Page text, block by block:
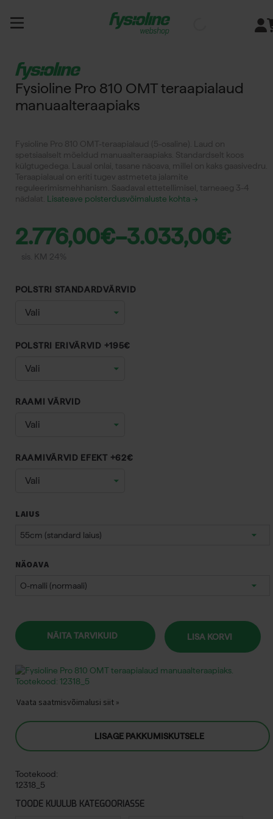
sisältöön
Fysioline Pro 810 OMT teraapialaud
manuaalteraapiaks
Fysioline Pro 810 OMT-teraapialaud (5-osaline). Laud on
spetsiaalselt mõeldud manuaalteraapiaks. Standardselt koos
külgtugedega. Laual onlai, tasane näoava, millel on kaks gaasivedru
Teraapialaual on eriti tugev astmeteta jalamite
reguleerimismehhanism. Saadaval ettetellimisel, tarneaeg 3-4
nädalat. Lisateave polsterdusvõimaluste kohta →
2.776,00€–3.033,00€
sis. KM 24%
POLSTRI STANDARDVÄRVID
POLSTRI ERIVÄRVID +195€
RAAMI VÄRVID
RAAMIVÄRVID EFEKT +62€
LAIUS
NÄOAVA
NÄITA TARVIKUID LISA KORVI
Vaata saatmisvõimalusi siit »
LISAGE PAKKUMISKUTSELE
Tootekood:
12318_5
TOODE KUULUB KATEGOORIASSE